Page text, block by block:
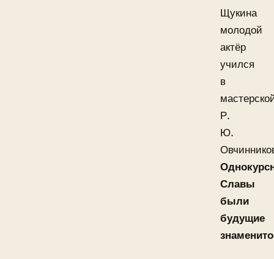
Щукина
молодой
актёр
учился
в
Р.
Ю.
Славы
были
будущие